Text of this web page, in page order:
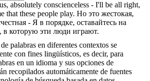
absolutely conscienceless - I'll be all right,
that these people play. Но это жестокая,
- Я в порядке, оставайтесь на
в которую эти люди играют.
palabras en diferentes contextos se
con fines lingüísticos, es decir, para
en un idioma y sus opciones de
recopilados automáticamente de fuentes